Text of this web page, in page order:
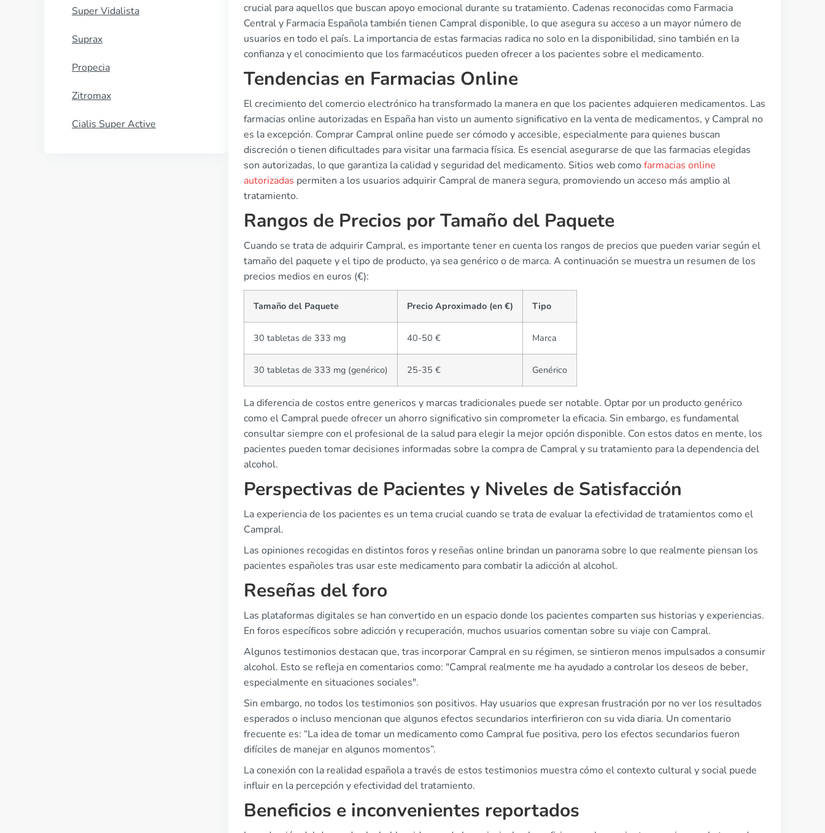
Super Vidalista
Suprax
Propecia
Zitromax
Cialis Super Active
crucial para aquellos que buscan apoyo emocional durante su tratamiento. Cadenas reconocidas como Farmacia
Central y Farmacia Española también tienen Campral disponible, lo que asegura su acceso a un mayor número de
usuarios en todo el país. La importancia de estas farmacias radica no solo en la disponibilidad, sino también en la
confianza y el conocimiento que los farmacéuticos pueden ofrecer a los pacientes sobre el medicamento.
Tendencias en Farmacias Online
El crecimiento del comercio electrónico ha transformado la manera en que los pacientes adquieren medicamentos. Las
farmacias online autorizadas en España han visto un aumento significativo en la venta de medicamentos, y Campral no
es la excepción. Comprar Campral online puede ser cómodo y accesible, especialmente para quienes buscan
discreción o tienen dificultades para visitar una farmacia física. Es esencial asegurarse de que las farmacias elegidas
son autorizadas, lo que garantiza la calidad y seguridad del medicamento. Sitios web comofarmacias online
autorizadas permiten a los usuarios adquirir Campral de manera segura, promoviendo un acceso más amplio al
tratamiento.
Rangos de Precios por Tamaño del Paquete
Cuando se trata de adquirir Campral, es importante tener en cuenta los rangos de precios que pueden variar según el
tamaño del paquete y el tipo de producto, ya sea genérico o de marca. A continuación se muestra un resumen de los
precios medios en euros (€):
Tamaño del Paquete Precio Aproximado (en €) Tipo
30 tabletas de 333 mg 40-50 € Marca
30 tabletas de 333 mg (genérico) 25-35 € Genérico
La diferencia de costos entre genericos y marcas tradicionales puede ser notable. Optar por un producto genérico
como el Campral puede ofrecer un ahorro significativo sin comprometer la eficacia. Sin embargo, es fundamental
consultar siempre con el profesional de la salud para elegir la mejor opción disponible. Con estos datos en mente, los
pacientes pueden tomar decisiones informadas sobre la compra de Campral y su tratamiento para la dependencia del
alcohol.
Perspectivas de Pacientes y Niveles de Satisfacción
La experiencia de los pacientes es un tema crucial cuando se trata de evaluar la efectividad de tratamientos como el
Campral.
Las opiniones recogidas en distintos foros y reseñas online brindan un panorama sobre lo que realmente piensan los
pacientes españoles tras usar este medicamento para combatir la adicción al alcohol.
Reseñas del foro
Las plataformas digitales se han convertido en un espacio donde los pacientes comparten sus historias y experiencias.
En foros específicos sobre adicción y recuperación, muchos usuarios comentan sobre su viaje con Campral.
Algunos testimonios destacan que, tras incorporar Campral en su régimen, se sintieron menos impulsados a consumir
alcohol. Esto se refleja en comentarios como: "Campral realmente me ha ayudado a controlar los deseos de beber,
especialmente en situaciones sociales".
Sin embargo, no todos los testimonios son positivos. Hay usuarios que expresan frustración por no ver los resultados
esperados o incluso mencionan que algunos efectos secundarios interfirieron con su vida diaria. Un comentario
frecuente es: “La idea de tomar un medicamento como Campral fue positiva, pero los efectos secundarios fueron
difíciles de manejar en algunos momentos”.
La conexión con la realidad española a través de estos testimonios muestra cómo el contexto cultural y social puede
influir en la percepción y efectividad del tratamiento.
Beneficios e inconvenientes reportados